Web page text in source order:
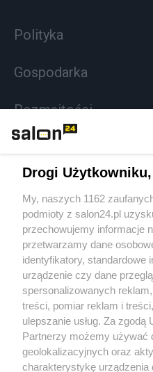
Polityka
Gospodarka
Rozmaitości
Sport
Społeczeństwo
Kultura
X Facebook
Drogi Użytkowniku,
My, naszych 1162
podmioty z salon24.pl
przechowujemy informacje
przetwarzamy dane
identyfikatory, standardowe
urządzenie czy dane
spersonalizowanych
treści, pomiar reklam i
ulepszanie usług. Za
Partnerzy możemy używać
geolokalizacyjnych oraz
charakterystykę urządzenia